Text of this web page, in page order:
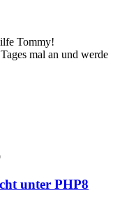
Tommy!
mal an und werde
unter PHP8